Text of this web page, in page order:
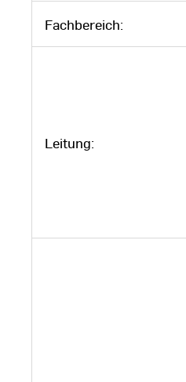
Fachbereich:
Leitung: